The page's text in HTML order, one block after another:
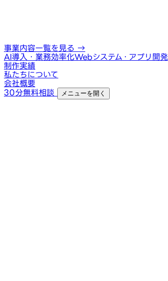
事業内容一覧を見る →
AI導入・業務効率化Webシステム・アプリ開発
制作実績
私たちについて
会社概要
30分無料相談
メニューを開く